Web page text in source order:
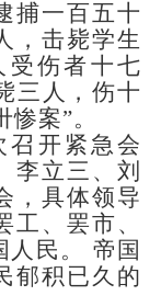
捕一百五十
，击毙学生
受伤者十七
三人，伤十
案”。
召开紧急会
李立三、刘
，具体领导
、罢市、
民。
帝国
郁积已久的